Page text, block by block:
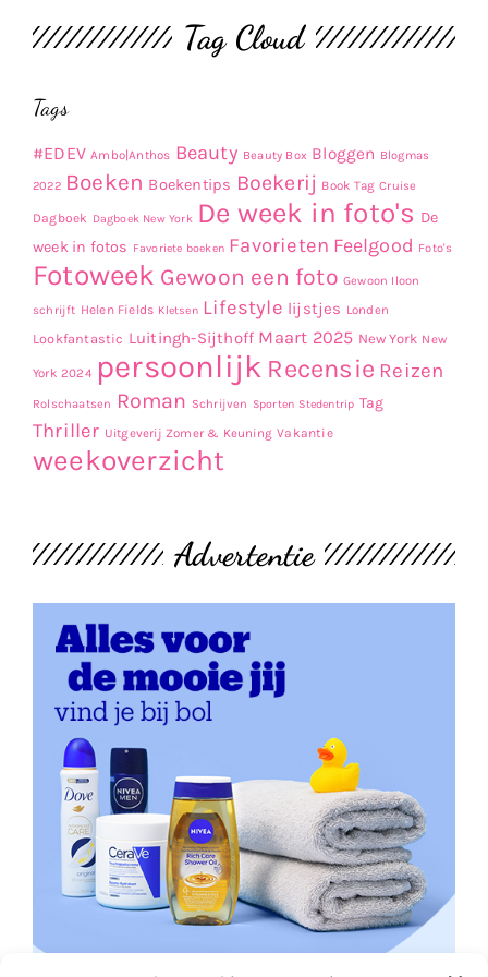
Tag Cloud
Tags
#EDEV Ambo|Anthos Beauty Beauty Box Bloggen Blogmas
2022 Boeken Boekentips Boekerij Book Tag Cruise
Dagboek Dagboek New York De week in foto's De
week in fotos Favoriete boeken Favorieten Feelgood Foto's
Fotoweek Gewoon een foto Gewoon Iloon
schrijft Helen Fields Kletsen Lifestyle lijstjes Londen
Lookfantastic Luitingh-Sijthoff Maart 2025 New York New
York 2024 persoonlijk Recensie Reizen
Rolschaatsen Roman Schrijven Sporten Stedentrip Tag
Thriller Uitgeverij Zomer & Keuning Vakantie
weekoverzicht
Advertentie